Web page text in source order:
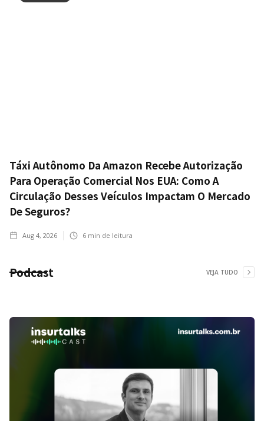
Táxi Autônomo Da Amazon Recebe Autorização
Para Operação Comercial Nos EUA: Como A
Circulação Desses Veículos Impactam O Mercado
De Seguros?
Aug 4, 2026 6 min de leitura
Podcast VEJA TUDO